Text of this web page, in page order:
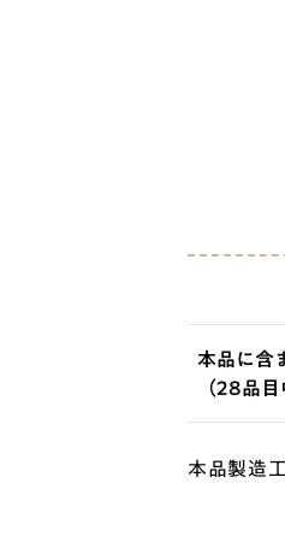
本品に含
（28品目
本品製造